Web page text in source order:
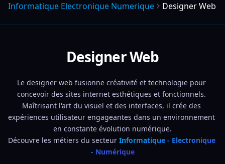
Informatique Electronique Numerique
Designer Web
Designer Web
Le designer web fusionne créativité et technologie pour
concevoir des sites internet esthétiques et fonctionnels.
Maîtrisant l'art du visuel et des interfaces, il crée des
expériences utilisateur engageantes dans un environnement
en constante évolution numérique.
Découvre les métiers du secteur Informatique - Electronique
- Numérique